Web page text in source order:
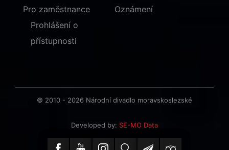
Pro zaměstnance
Oznámení
Prohlášení o
přístupnosti
© 2010 - 2026 Národní divadlo moravskoslezské
Developed by: SE-MO Data